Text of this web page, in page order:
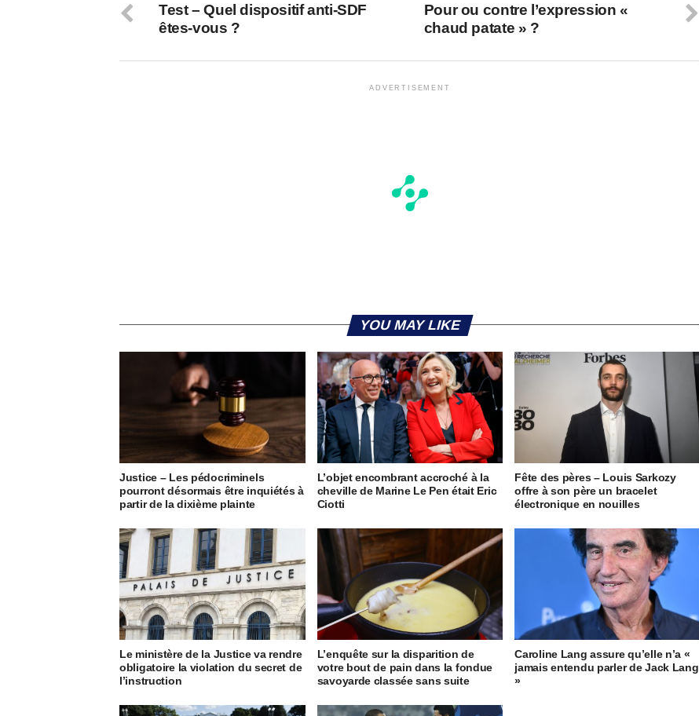
Pour ou contre l’expression «
chaud patate » ?
Test – Quel dispositif anti-SDF
êtes-vous ?
ADVERTISEMENT
YOU MAY LIKE
Justice – Les pédocriminels
pourront désormais être inquiétés à
partir de la dixième plainte
L’objet encombrant accroché à la
cheville de Marine Le Pen était Eric
Ciotti
Fête des pères – Louis Sarkozy
offre à son père un bracelet
électronique en nouilles
Le ministère de la Justice va rendre
obligatoire la violation du secret de
l’instruction
L’enquête sur la disparition de
votre bout de pain dans la fondue
savoyarde classée sans suite
Caroline Lang assure qu’elle n’a «
jamais entendu parler de Jack Lang
»